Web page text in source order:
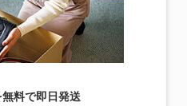
料で即日発送